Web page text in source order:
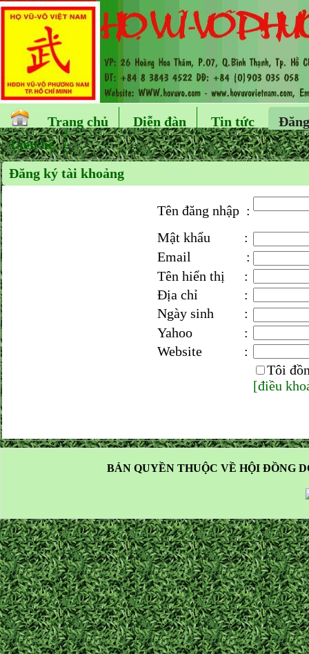
Trang chủ Diễn đàn Tin tức
Liên hệ
Đăng ký tài khoảng
Tên đăng nhập :
Mật khẩu
:
Email
:
Tên hiển thị
:
Địa chỉ
:
Ngày sinh
:
Yahoo
:
Website
:
Tôi
[điều
BẢN QUYỀN THUỘC VỀ HỘI ĐỒNG